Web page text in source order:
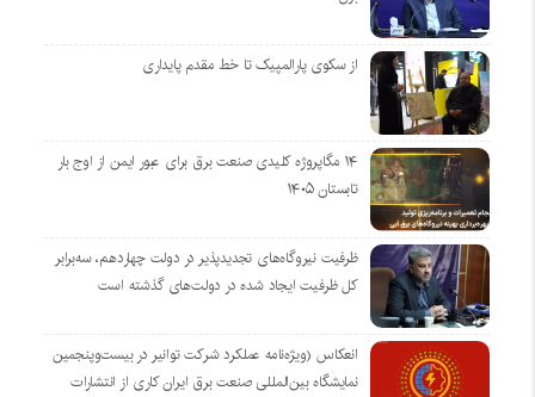
از سکوی پارالمپیک تا خط مقدم پایداری
۱۴ مگاپروژه‌ کلیدی صنعت برق برای عبور ایمن از اوج بار
تابستان ۱۴۰۵
ظرفیت نیروگاه‌های تجدیدپذیر در دولت چهاردهم، سه‌برابر
کل ظرفیت ایجاد شده در دولت‌های گذشته است
انعکاس (ویژه‌نامه عملکرد شرکت توانیر در بیست‌وپنجمین
نمایشگاه بین‌المللی صنعت برق ایران کاری از انتشارات